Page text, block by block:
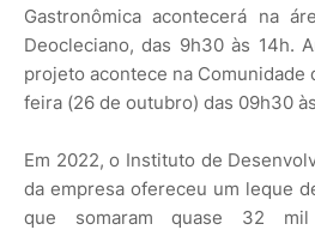
Gastronômica acontecerá na
Deocleciano, das 9h30 às 14h.
projeto acontece na Comunidade
feira (26 de outubro) das 09h30
Em 2022, o Instituto de
da empresa ofereceu um leque
que somaram quase 32 mil